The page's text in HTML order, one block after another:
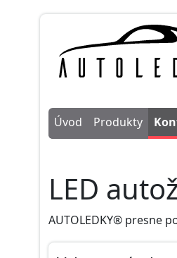
Úvod
Produkty
LED
AUTOLEDKY® presne